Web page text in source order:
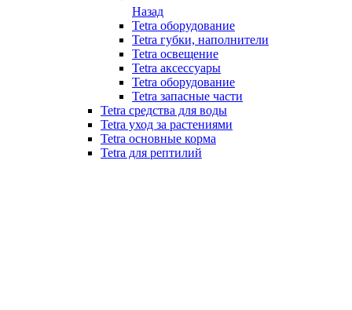
Назад
Tetra оборудование
Tetra губки, наполнители
Tetra освещение
Tetra аксессуары
Tetra оборудование
Tetra запасные части
Tetra средства для воды
Tetra уход за растениями
Tetra основные корма
Tetra для рептилий